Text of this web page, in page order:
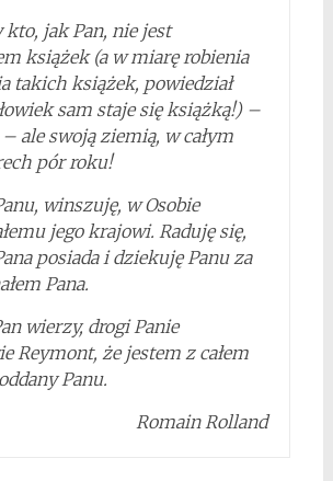
kto, jak Pan, nie jest
książek (a w miarę robienia
takich książek, powiedział
sam staje się książką!) –
ale swoją ziemią, w całym
pór roku!
winszuję, w Osobie
jego krajowi. Raduję się,
posiada i dziekuję Panu za
Pana.
wierzy, drogi Panie
Reymont, że jestem z całem
Panu.
Romain Rolland